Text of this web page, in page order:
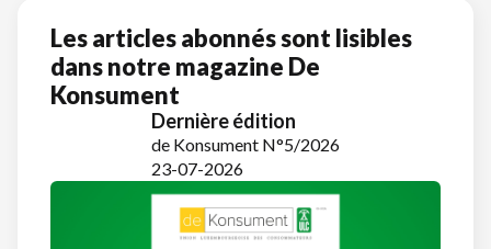
Les articles abonnés sont lisibles
dans notre magazine De
Konsument
Dernière édition
de Konsument N°5/2026
23-07-2026